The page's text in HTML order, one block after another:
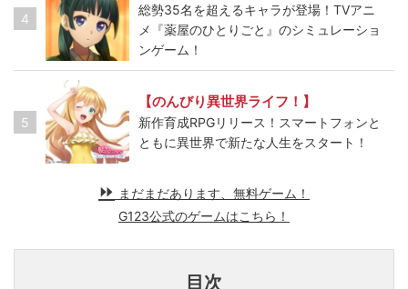
4
総勢35名を超えるキャラが登場！TVアニ
メ『薬屋のひとりごと』のシミュレーショ
ンゲーム！
5
【のんびり異世界ライフ！】
新作育成RPGリリース！スマートフォンと
ともに異世界で新たな人生をスタート！
まだまだあります、無料ゲーム！
G123公式のゲームはこちら！
目次